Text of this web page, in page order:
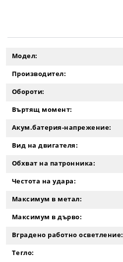
Модел:
Производител:
Обороти:
Въртящ момент:
Акум.батерия-напрежение:
Вид на двигателя:
Обхват на патронника:
Честота на удара:
Максимум в метал:
Максимум в дърво:
Вградено работно осветление:
Тегло: